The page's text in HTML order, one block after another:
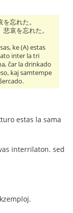
忘れた。
哀を忘れた。
ke (A) estas
inter la tri
ĉar la drinkado
kaj samtempe
estas la sama
interrilaton. sed